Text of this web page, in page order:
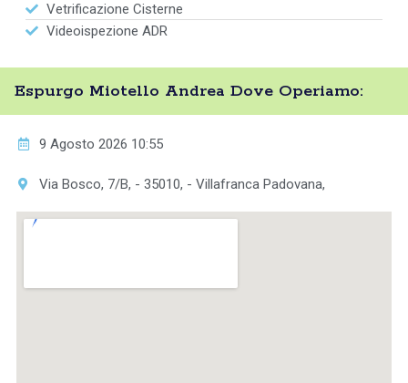
Vetrificazione Cisterne
Videoispezione ADR
Espurgo Miotello Andrea Dove Operiamo:
9 Agosto 2026 10:55
Via Bosco, 7/B, - 35010, - Villafranca Padovana,